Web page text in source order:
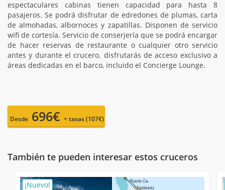
espectaculares cabinas tienen capacidad para hasta 8
pasajeros. Se podrá disfrutar de edredones de plumas, carta
de almohadas, albornoces y zapatillas. Disponen de servicio
wifi de cortesía. Servicio de conserjería que se podrá encargar
de hacer reservas de restaurante o cualquier otro servicio
antes y durante el crucero. disfrutarás de acceso exclusivo a
áreas dedicadas en el barco, incluido el Concierge Lounge.
Desde 696€ + tasas (107€)
También te pueden interesar estos cruceros
¡Nuevo!